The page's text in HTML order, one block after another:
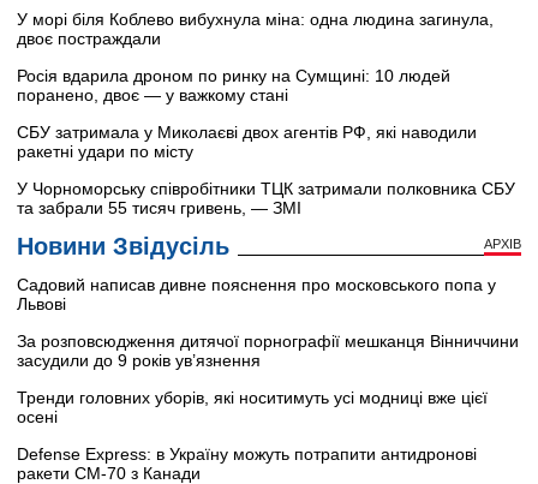
У морі біля Коблево вибухнула міна: одна людина загинула,
двоє постраждали
Росія вдарила дроном по ринку на Сумщині: 10 людей
поранено, двоє — у важкому стані
СБУ затримала у Миколаєві двох агентів РФ, які наводили
ракетні удари по місту
У Чорноморську співробітники ТЦК затримали полковника СБУ
та забрали 55 тисяч гривень, — ЗМІ
Новини Звідусіль АРХІВ
Садовий написав дивне пояснення про московського попа у
Львові
За розповсюдження дитячої порнографії мешканця Вінниччини
засудили до 9 років ув’язнення
Тренди головних уборів, які носитимуть усі модниці вже цієї
осені
Defense Express: в Україну можуть потрапити антидронові
ракети CM-70 з Канади